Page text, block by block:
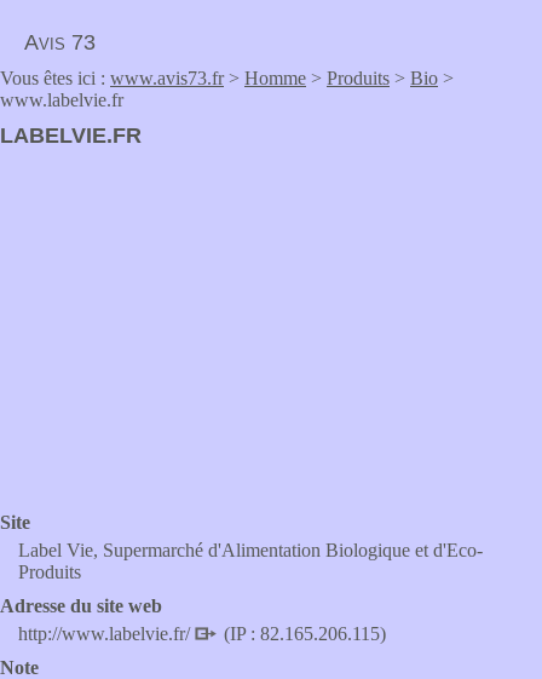
Avis 73
Vous êtes ici : www.avis73.fr> Homme > Produits > Bio >
www.labelvie.fr
LABELVIE.FR
Site
Label Vie, Supermarché d'Alimentation Biologique et d'Eco-
Produits
Adresse du site web
http://www.labelvie.fr/
(IP : 82.165.206.115)
Note